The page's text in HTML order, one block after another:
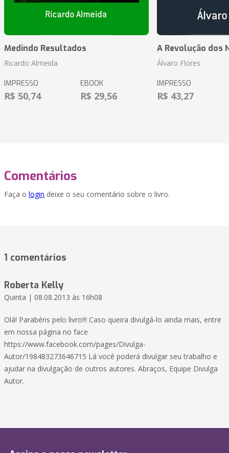
Medindo Resultados
Ricardo Almeida
IMPRESSO
R$ 50,74
EBOOK
R$ 29,56
A Revolução dos
Álvaro Flores
IMPRESSO
R$ 43,27
Comentários
Faça o login deixe o seu comentário sobre o livro.
1 comentários
Roberta Kelly
Quinta | 08.08.2013 às 16h08
Olá! Parabéns pelo livro!!! Caso queira divulgá-lo ainda mais, entre
em nossa página no face
https://www.facebook.com/pages/Divulga-
Autor/198483273646715 Lá você poderá divulgar seu trabalho e
ajudar na divulgação de outros autores. Abraços, Equipe Divulga
Autor.